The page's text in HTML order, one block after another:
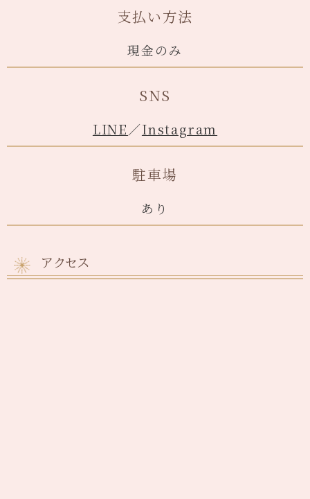
支払い方法
現金のみ
SNS
LINE ／Instagram
駐車場
あり
アクセス